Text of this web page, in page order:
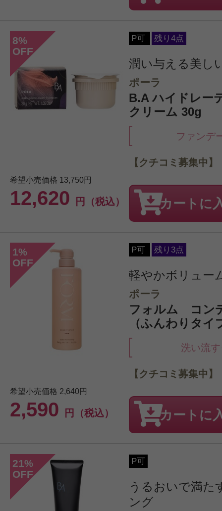
8%
OFF
P可 残り4点
潤い与える美し
ポーラ
B.A ハイドレー
クリーム 30g
ファンデ
希望小売価格 13,750円
12,620 円（税込）
【クチコミ募集中】
カートに
1%
OFF
P可 残り3点
軽やかボリュー
ポーラ
フォルム コン
（ふんわりタイ
洗い流
希望小売価格 2,640円
2,590 円（税込）
【クチコミ募集中】
カートに
21%
OFF
P可
うるおいで満た
ング